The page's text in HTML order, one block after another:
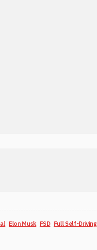
Elon Musk FSD Full Self-Driving